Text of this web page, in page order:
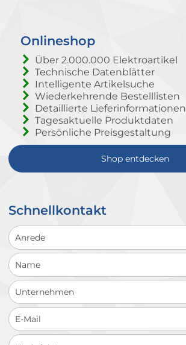
Onlineshop
Über 2.000.000 Elektroartikel
Technische Datenblätter
Intelligente Artikelsuche
Wiederkehrende Bestelllisten
Detaillierte Lieferinformationen
Tagesaktuelle Produktdaten
Persönliche Preisgestaltung
Shop entdecken
Schnellkontakt
Schnellkontakt